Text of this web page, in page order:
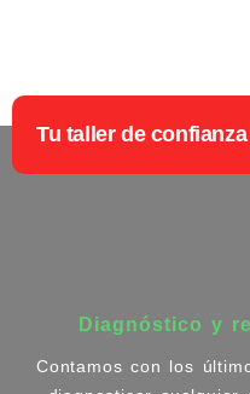
Tu taller de
Diagnóstico y
Contamos con los